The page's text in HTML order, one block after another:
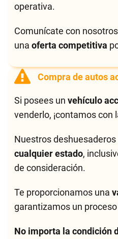
operativa.
Comunícate con
unaoferta competitiva
Compra de autos
Si posees unvehículo
venderlo, ¡contamos con
Nuestros deshuesaderos
cualquier estado,
de consideración.
Te proporcionamos una
garantizamos un
No importa la condición